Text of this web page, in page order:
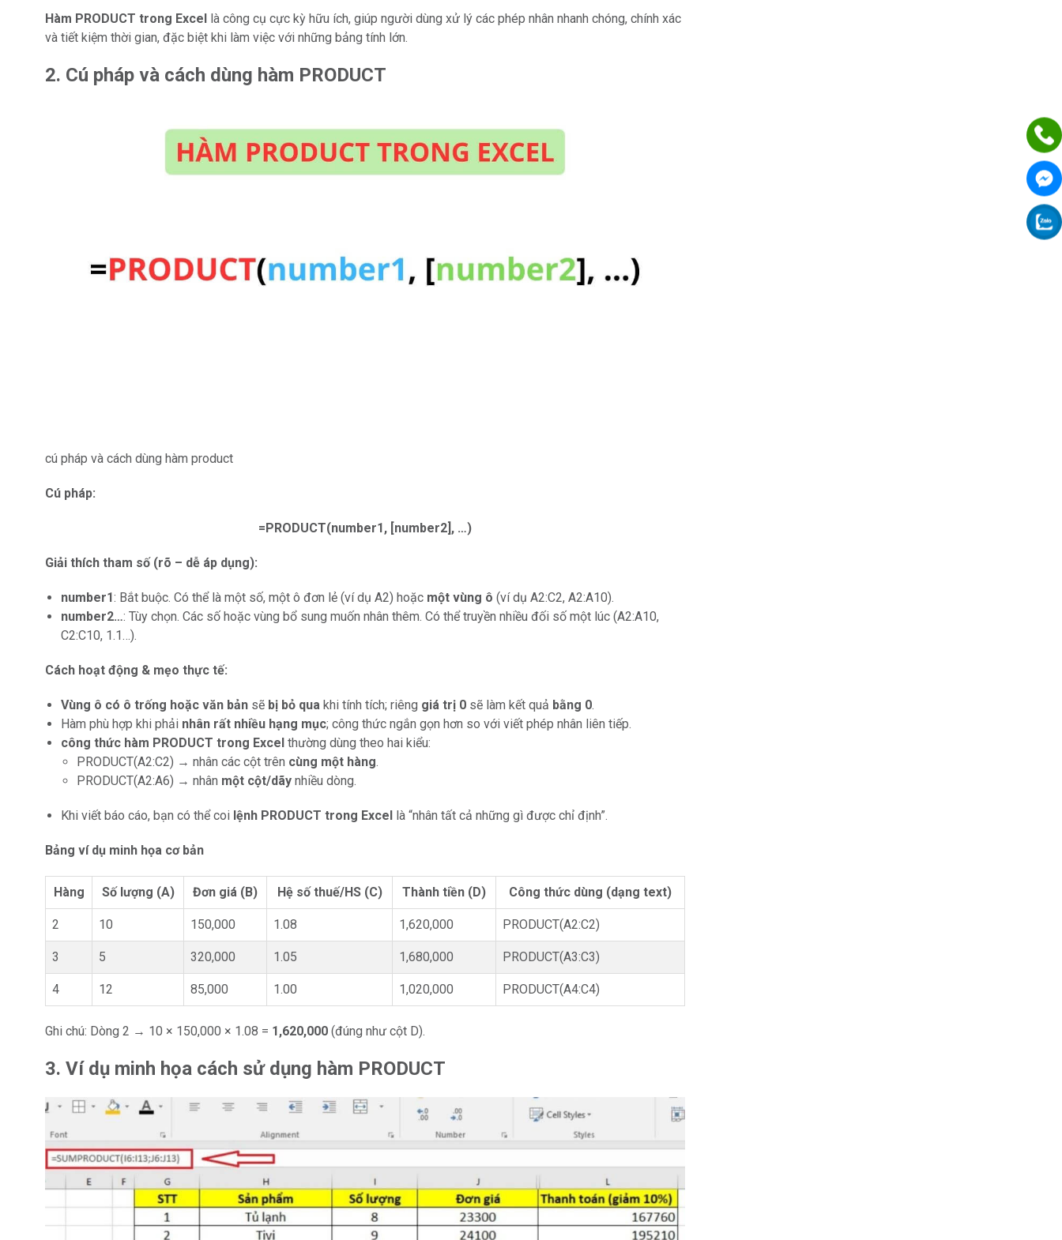
Hàm PRODUCT trong Excel là công cụ cực kỳ hữu ích, giúp người dùng xử lý các phép nhân nhanh chóng, chính xác
và tiết kiệm thời gian, đặc biệt khi làm việc với những bảng tính lớn.
2. Cú pháp và cách dùng hàm PRODUCT
cú pháp và cách dùng hàm product
Cú pháp:
=PRODUCT(number1, [number2], …)
Giải thích tham số (rõ – dễ áp dụng):
number1: Bắt buộc. Có thể là một số, một ô đơn lẻ (ví dụ A2) hoặc một vùng ô (ví dụ A2:C2, A2:A10).
number2…: Tùy chọn. Các số hoặc vùng bổ sung muốn nhân thêm. Có thể truyền nhiều đối số một lúc (A2:A10,
C2:C10, 1.1…).
Cách hoạt động & mẹo thực tế:
Vùng ô có ô trống hoặc văn bản sẽ bị bỏ qua khi tính tích; riêng giá trị 0 sẽ làm kết quả bằng 0.
Hàm phù hợp khi phải nhân rất nhiều hạng mục; công thức ngắn gọn hơn so với viết phép nhân liên tiếp.
công thức hàm PRODUCT trong Excel thường dùng theo hai kiểu:
PRODUCT(A2:C2) → nhân các cột trên cùng một hàng.
PRODUCT(A2:A6) → nhân một cột/dãy nhiều dòng.
Khi viết báo cáo, bạn có thể coi lệnh PRODUCT trong Excel là “nhân tất cả những gì được chỉ định”.
Bảng ví dụ minh họa cơ bản
Hàng Số lượng (A) Đơn giá (B) Hệ số thuế/HS (C) Thành tiền (D) Công thức dùng (dạng text)
2 10 150,000 1.08 1,620,000 PRODUCT(A2:C2)
3 5 320,000 1.05 1,680,000 PRODUCT(A3:C3)
4 12 85,000 1.00 1,020,000 PRODUCT(A4:C4)
Ghi chú: Dòng 2 → 10 × 150,000 × 1.08 = 1,620,000 (đúng như cột D).
3. Ví dụ minh họa cách sử dụng hàm PRODUCT